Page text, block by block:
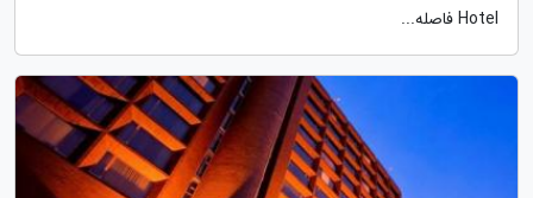
Hotel فاصله...